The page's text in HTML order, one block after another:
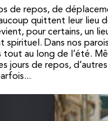
de repos, de
quittent leur lieu
pour certains, un
spirituel. Dans nos
au long de l’été.
jours de repos,